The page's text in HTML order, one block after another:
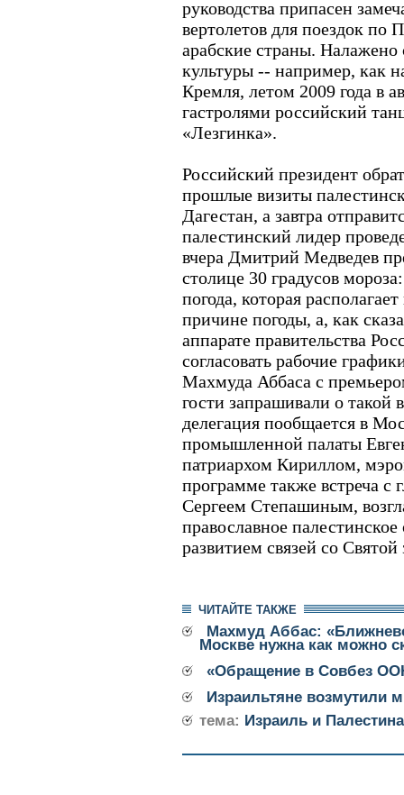
руководства припасен
вертолетов для поездок по
арабские страны. Налажено
культуры -- например, как
Кремля, летом 2009 года в
гастролями российский
«Лезгинка».
Российский президент
прошлые визиты
Дагестан, а завтра
палестинский лидер
вчера Дмитрий Медведев
столице 30 градусов
погода, которая
причине погоды, а, как
аппарате правительства
согласовать рабочие
Махмуда Аббаса с
гости запрашивали о такой
делегация пообщается в
промышленной палаты
патриархом Кириллом,
программе также встреча с
Сергеем Степашиным,
православное
развитием связей со Святой
ЧИТАЙТЕ ТАКЖЕ
Махмуд Аббас:
Москве нужна как можно
«Обращение в Совбез
Израильтяне возмутили
тема: Израиль и Палестина